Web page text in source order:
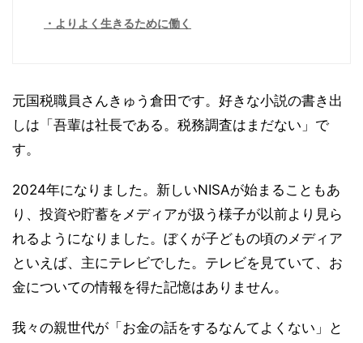
よりよく生きるために働く
元国税職員さんきゅう倉田です。好きな小説の書き出
しは「吾輩は社長である。税務調査はまだない」で
す。
2024年になりました。新しいNISAが始まることもあ
り、投資や貯蓄をメディアが扱う様子が以前より見ら
れるようになりました。ぼくが子どもの頃のメディア
といえば、主にテレビでした。テレビを見ていて、お
金についての情報を得た記憶はありません。
我々の親世代が「お金の話をするなんてよくない」と